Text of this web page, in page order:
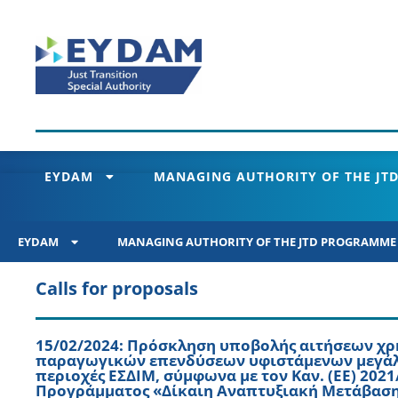
EYDAM MANAGING AUTHORITY OF THE
EYDAM MANAGING AUTHORITY OF THE JTD
Calls for proposals
15/02/2024: Πρόσκληση υποβολής αιτήσεων
παραγωγικών επενδύσεων υφιστάμενων
περιοχές ΕΣΔΙΜ, σύμφωνα με τον Καν. (ΕΕ)
Προγράμματος «Δίκαιη Αναπτυξιακή